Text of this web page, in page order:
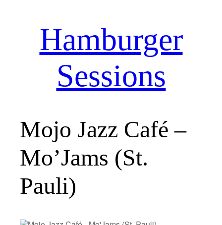
Hamburger
Sessions
Mojo Jazz Café –
Mo’Jams (St.
Pauli)